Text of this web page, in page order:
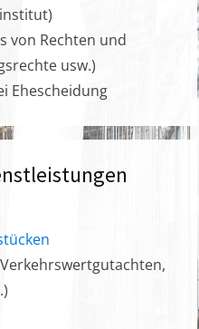
von Rechten und
usw.)
Ehescheidung